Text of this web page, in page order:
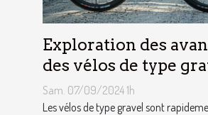
Exploration des
des vélos de type
les aventuriers
Sam. 07/09/2024 1h
Les vélos de type gravel sont